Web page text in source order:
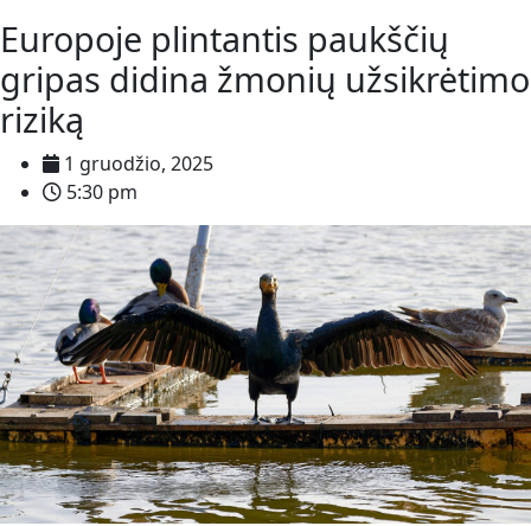
Europoje plintantis paukščių
gripas didina žmonių užsikrėtimo
riziką
1 gruodžio, 2025
5:30 pm